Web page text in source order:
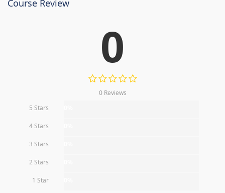
Course Review
0
0 Reviews
5 Stars
4 Stars
3 Stars
2 Stars
1 Star